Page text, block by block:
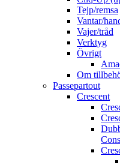
Tejp/remsa
Vantar/
Vajer/tråd
Verktyg
Övrigt
Om
Passepartout
Crescent